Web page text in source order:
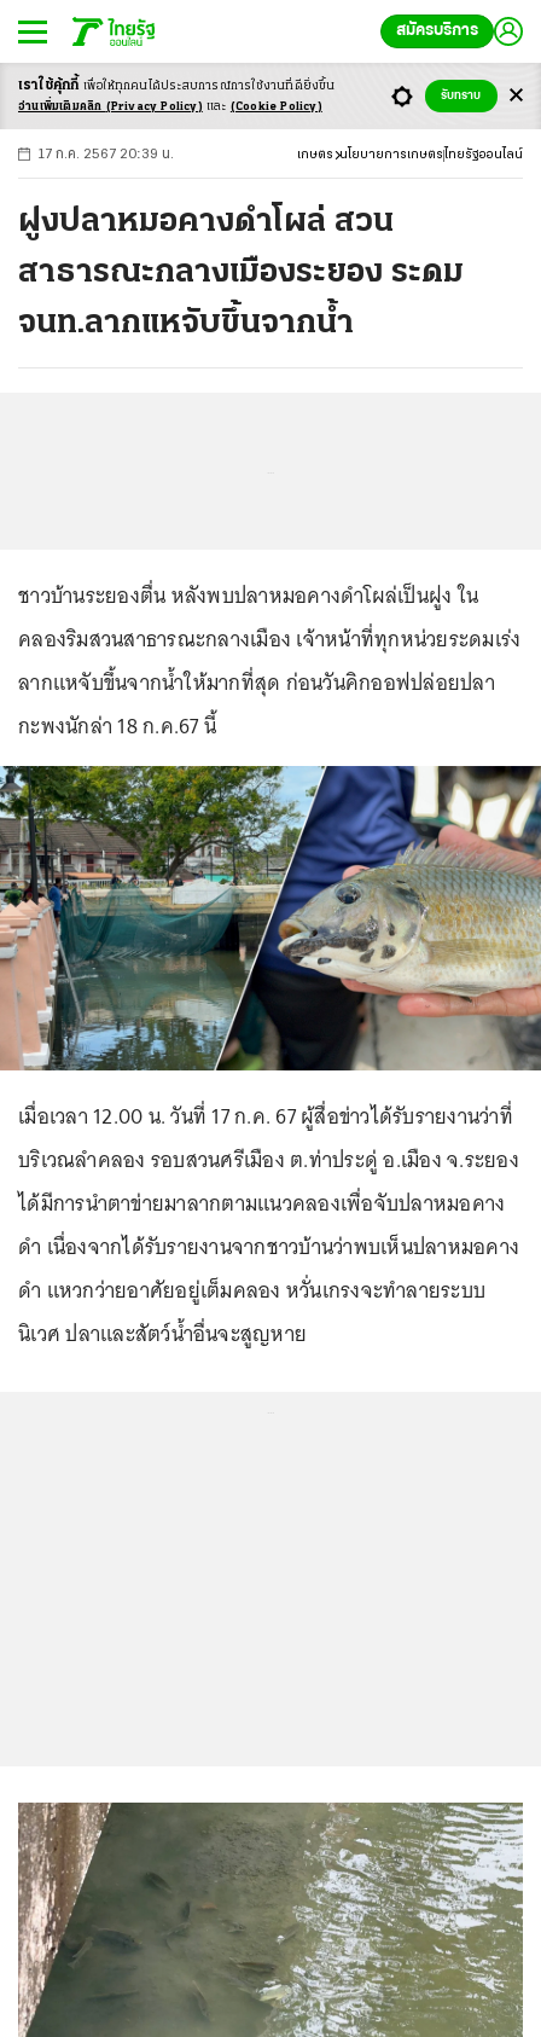
สมัครบริการ
-ก ก ก+
17 ก.ค. 2567 20:39 น. เกษตร นโยบายการเกษตร ไทยรัฐออนไลน์
ฝูงปลาหมอคางดำโผล่ สวน
สาธารณะกลางเมืองระยอง ระดม
จนท.ลากแหจับขึ้นจากน้ำ
ชาวบ้านระยองตื่น หลังพบปลาหมอคางดำโผล่เป็นฝูง ใน
คลองริมสวนสาธารณะกลางเมือง เจ้าหน้าที่ทุกหน่วยระดมเร่ง
ลากแหจับขึ้นจากน้ำให้มากที่สุด ก่อนวันคิกออฟปล่อยปลา
กะพงนักล่า 18 ก.ค.67 นี้
เมื่อเวลา 12.00 น. วันที่ 17 ก.ค. 67 ผู้สื่อข่าวได้รับรายงานว่าที่
บริเวณลำคลอง รอบสวนศรีเมือง ต.ท่าประดู่ อ.เมือง จ.ระยอง
ได้มีการนำตาข่ายมาลากตามแนวคลองเพื่อจับปลาหมอคาง
ดำ เนื่องจากได้รับรายงานจากชาวบ้านว่าพบเห็นปลาหมอคาง
ดำ แหวกว่ายอาศัยอยู่เต็มคลอง หวั่นเกรงจะทำลายระบบ
นิเวศ ปลาและสัตว์น้ำอื่นจะสูญหาย
เราใช้คุ้กกี้ เพื่อให้ทุกคนได้ประสบการณ์การใช้งานที่ดียิ่งขึ้น
อ่านเพิ่มเติมคลิก (Privacy Policy) และ (Cookie Policy)
รับทราบ